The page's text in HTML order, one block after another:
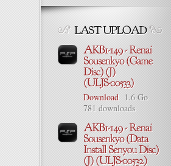
Download 1.6 Go
781 downloads